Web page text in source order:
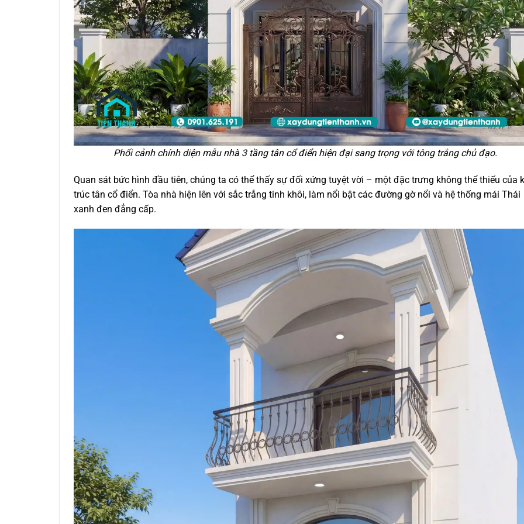
Phối cảnh chính diện mẫu nhà 3 tầng tân cổ điển hiện đại sang trọng với tông trắng chủ đạo.
Quan sát bức hình đầu tiên, chúng ta có thể thấy sự đối xứng tuyệt vời – một đặc trưng không thể thiếu của
trúc tân cổ điển. Tòa nhà hiện lên với sắc trắng tinh khôi, làm nổi bật các đường gờ nổi và hệ thống mái Thái
xanh đen đẳng cấp.